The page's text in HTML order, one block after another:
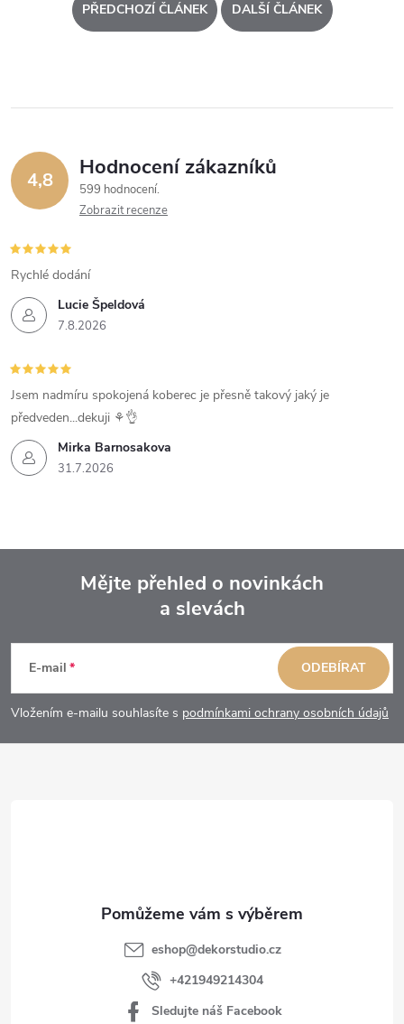
PŘEDCHOZÍ ČLÁNEK DALŠÍ ČLÁNEK
4,8 Hodnocení zákazníků
599 hodnocení
Zobrazit recenze
Lucie Špeldová
7.8.2026
Rychlé dodání
Mirka Barnosakova
31.7.2026
Jsem nadmíru spokojená koberec je přesně takový jaký je
předveden...dekuji ⚘️👌
p
Mějte přehled o novinkách
a slevách
E-mail
Vložením e-mailu souhlasíte s podmínkami ochrany osobních údajů
ODEBÍRAT
eshop@dekorstudio.cz
+421949214304
Sledujte náš Facebook